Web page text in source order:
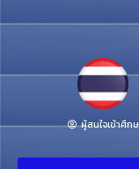
ผู้สนใจเข้าศึก